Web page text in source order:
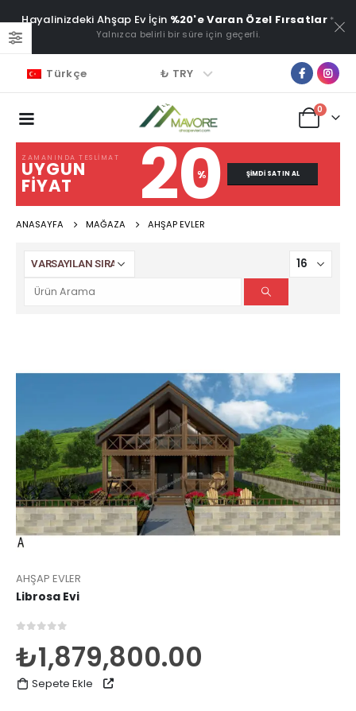
Hayalinizdeki Ahşap Ev İçin %20'e Varan Özel Fırsatlar *
Yalnızca belirli bir süre için geçerli.
Türkçe ₺ TRY
0
ZAMANINDA TESLIMAT
UYGUN
FIYAT 20
% ŞIMDI SATIN AL
ANASAYFA MAĞAZA AHŞAP EVLER
AHŞAP EVLER
Librosa Evi
₺1,879,800.00
Sepete Ekle